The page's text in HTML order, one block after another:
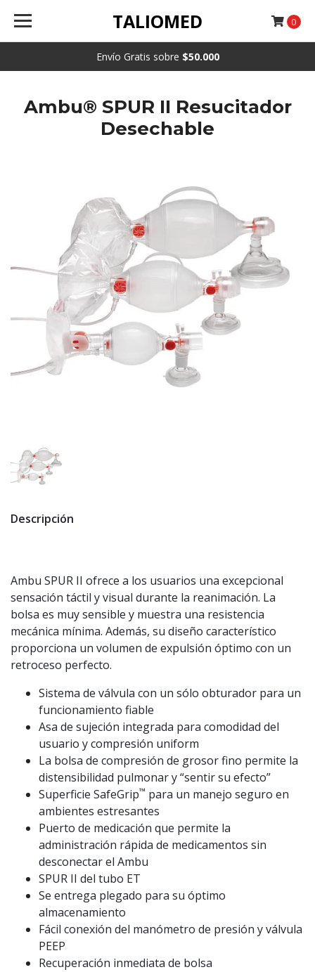
Envío Gratis sobre $50.000
TALIOMED 0
Ambu® SPUR II Resucitador
Desechable
Descripción
Ambu SPUR II ofrece a los usuarios una excepcional
sensación táctil y visual durante la reanimación. La
bolsa es muy sensible y muestra una resistencia
mecánica mínima. Además, su diseño característico
proporciona un volumen de expulsión óptimo con un
retroceso perfecto.
Sistema de válvula con un sólo obturador para un
funcionamiento fiable
Asa de sujeción integrada para comodidad del
usuario y compresión uniform
La bolsa de compresión de grosor fino permite la
distensibilidad pulmonar y “sentir su efecto”
Superficie SafeGrip™ para un manejo seguro en
ambientes estresantes
Puerto de medicación que permite la
administración rápida de medicamentos sin
desconectar el Ambu
SPUR II del tubo ET
Se entrega plegado para su óptimo
almacenamiento
Fácil conexión del manómetro de presión y válvula
PEEP
Recuperación inmediata de bolsa